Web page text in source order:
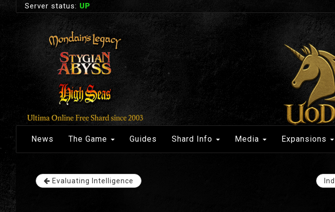
Server status: UP
News The Game Guides Shard Info Media Expansions
Evaluating Intelligence